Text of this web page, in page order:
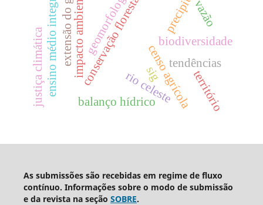
conservação florestal
impacto ambiental censo agrícola
biodiversidade
rio celeste
tendências
vazão
balanço hídrico
geomorfologia
extensão do gelo
território
ensino médio integrado
justiça climática sig
As submissões são recebidas em regime de fluxo
contínuo. Informações sobre o modo de submissão
e da revista na seção SOBRE.